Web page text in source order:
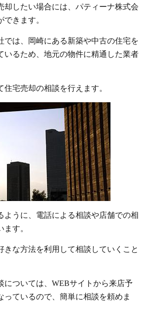
却したい場合には、パティーナ株式会
きます。
では、岡崎にある新築や中古の住宅を
いるため、地元の物件に精通した業者
住宅売却の相談を行えます。
ように、電話による相談や店舗での相
す。
きな方法を利用して相談していくこと
については、WEBサイトから来店予
っているので、簡単に相談を頼めま